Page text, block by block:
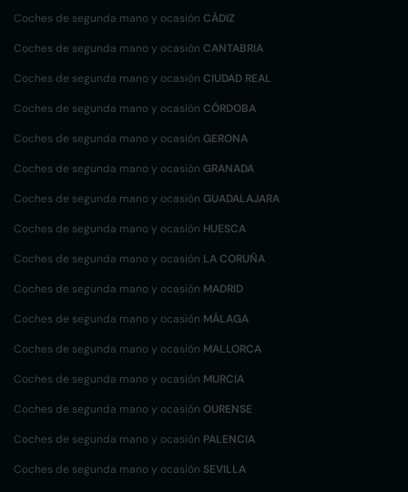
Coches de segunda mano y ocasión CÁDIZ
Coches de segunda mano y ocasión CANTABRIA
Coches de segunda mano y ocasión CIUDAD REAL
Coches de segunda mano y ocasión CÓRDOBA
Coches de segunda mano y ocasión GERONA
Coches de segunda mano y ocasión GRANADA
Coches de segunda mano y ocasión GUADALAJARA
Coches de segunda mano y ocasión HUESCA
Coches de segunda mano y ocasión LA CORUÑA
Coches de segunda mano y ocasión MADRID
Coches de segunda mano y ocasión MÁLAGA
Coches de segunda mano y ocasión MALLORCA
Coches de segunda mano y ocasión MURCIA
Coches de segunda mano y ocasión OURENSE
Coches de segunda mano y ocasión PALENCIA
Coches de segunda mano y ocasión SEVILLA